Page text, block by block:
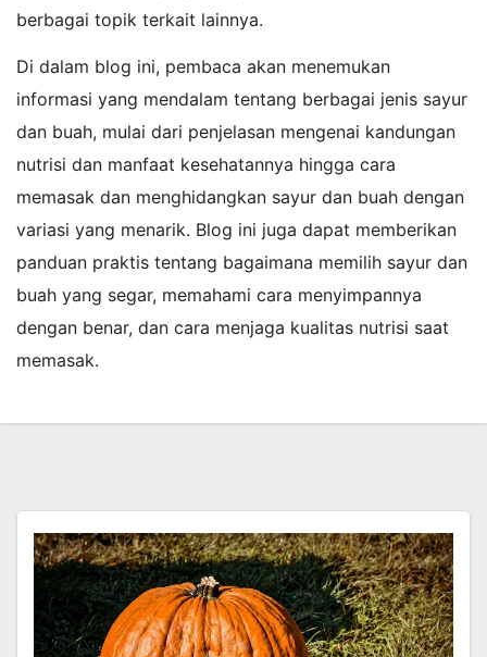
berbagai topik terkait lainnya.
Di dalam blog ini, pembaca akan menemukan
informasi yang mendalam tentang berbagai jenis sayur
dan buah, mulai dari penjelasan mengenai kandungan
nutrisi dan manfaat kesehatannya hingga cara
memasak dan menghidangkan sayur dan buah dengan
variasi yang menarik. Blog ini juga dapat memberikan
panduan praktis tentang bagaimana memilih sayur dan
buah yang segar, memahami cara menyimpannya
dengan benar, dan cara menjaga kualitas nutrisi saat
memasak.